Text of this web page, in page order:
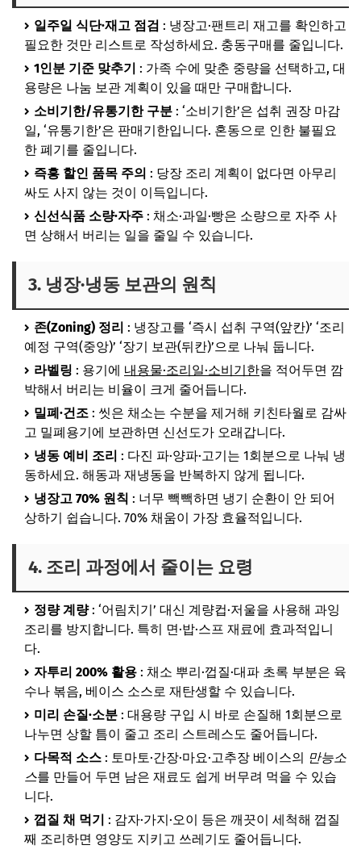
일주일 식단·재고 점검 : 냉장고·팬트리 재고를 확인하고
필요한 것만 리스트로 작성하세요. 충동구매를 줄입니다.
1인분 기준 맞추기 : 가족 수에 맞춘 중량을 선택하고, 대
용량은 나눔 보관 계획이 있을 때만 구매합니다.
소비기한/유통기한 구분 : ‘소비기한’은 섭취 권장 마감
일, ‘유통기한’은 판매기한입니다. 혼동으로 인한 불필요
한 폐기를 줄입니다.
즉흥 할인 품목 주의 : 당장 조리 계획이 없다면 아무리
싸도 사지 않는 것이 이득입니다.
신선식품 소량·자주 : 채소·과일·빵은 소량으로 자주 사
면 상해서 버리는 일을 줄일 수 있습니다.
3. 냉장·냉동 보관의 원칙
존(Zoning) 정리 : 냉장고를 ‘즉시 섭취 구역(앞칸)’ ‘조리
예정 구역(중앙)’ ‘장기 보관(뒤칸)’으로 나눠 둡니다.
라벨링 : 용기에 내용물·조리일·소비기한을 적어두면 깜
박해서 버리는 비율이 크게 줄어듭니다.
밀폐·건조 : 씻은 채소는 수분을 제거해 키친타월로 감싸
고 밀폐용기에 보관하면 신선도가 오래갑니다.
냉동 예비 조리 : 다진 파·양파·고기는 1회분으로 나눠 냉
동하세요. 해동과 재냉동을 반복하지 않게 됩니다.
냉장고 70% 원칙 : 너무 빽빽하면 냉기 순환이 안 되어
상하기 쉽습니다. 70% 채움이 가장 효율적입니다.
4. 조리 과정에서 줄이는 요령
정량 계량: ‘어림치기’ 대신 계량컵·저울을 사용해 과잉
조리를 방지합니다. 특히 면·밥·스프 재료에 효과적입니
다.
자투리 200% 활용 : 채소 뿌리·껍질·대파 초록 부분은 육
수나 볶음, 베이스 소스로 재탄생할 수 있습니다.
미리 손질·소분 : 대용량 구입 시 바로 손질해 1회분으로
나누면 상할 틈이 줄고 조리 스트레스도 줄어듭니다.
다목적 소스 : 토마토·간장·마요·고추장 베이스의 만능소
스를 만들어 두면 남은 재료도 쉽게 버무려 먹을 수 있습
니다.
껍질 채 먹기 : 감자·가지·오이 등은 깨끗이 세척해 껍질
째 조리하면 영양도 지키고 쓰레기도 줄어듭니다.